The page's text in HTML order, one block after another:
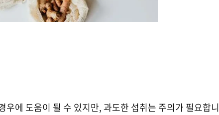
우에 도움이 될 수 있지만, 과도한 섭취는 주의가 필요합니